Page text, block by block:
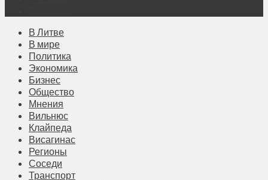
В Литве
В мире
Политика
Экономика
Бизнес
Общество
Мнения
Вильнюс
Клайпеда
Висагинас
Регионы
Соседи
Транспорт